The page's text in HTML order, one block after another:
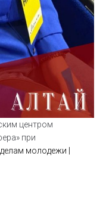
центром
при
молодежи |